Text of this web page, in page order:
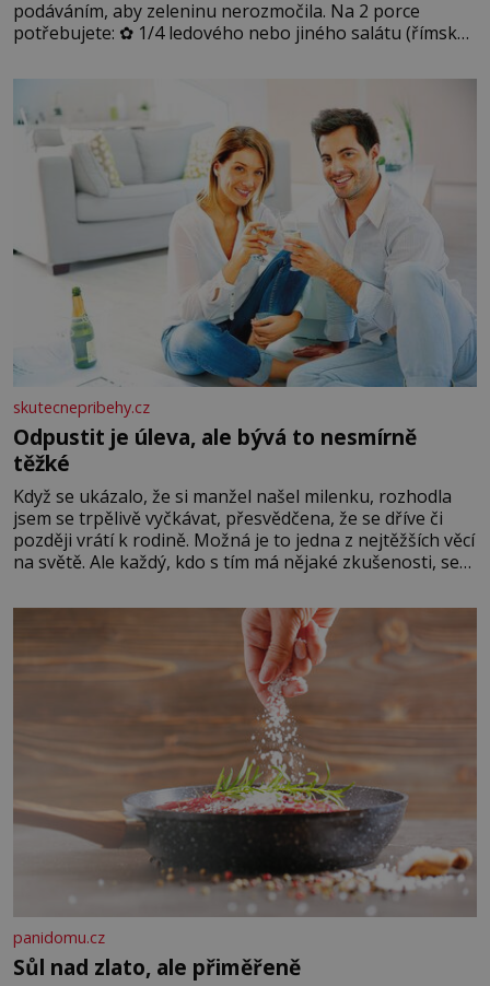
podáváním, aby zeleninu nerozmočila. Na 2 porce
potřebujete: ✿ 1/4 ledového nebo jiného salátu (římský
okurky ✿ 2 rajčata Zálivka: ✿ 4 lžíce olivového oleje ✿ 1
lžíci citronové šťávy ✿ ½ stroužku
skutecnepribehy.cz
Odpustit je úleva, ale bývá to nesmírně
těžké
Když se ukázalo, že si manžel našel milenku, rozhodla
jsem se trpělivě vyčkávat, přesvědčena, že se dříve či
později vrátí k rodině. Možná je to jedna z nejtěžších věcí
na světě. Ale každý, kdo s tím má nějaké zkušenosti, se
Když se ke mně doneslo, že si manžel pořídil milenku,
panidomu.cz
Sůl nad zlato, ale přiměřeně